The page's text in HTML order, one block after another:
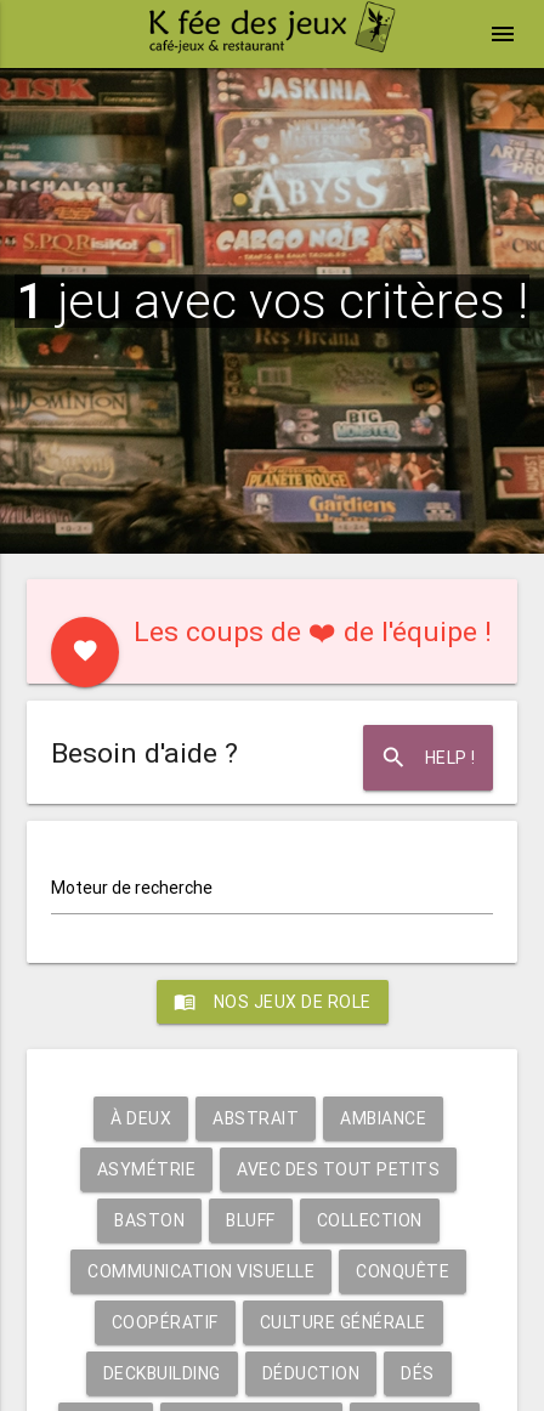
menu
1 jeu avec vos critères !
favorite
Les coups de ❤️ de l'équipe !
search HELP !
Besoin d'aide ?
Moteur de recherche
menu_book NOS JEUX DE ROLE
À DEUX ABSTRAIT AMBIANCE
ASYMÉTRIE AVEC DES TOUT PETITS
BASTON BLUFF COLLECTION
COMMUNICATION VISUELLE CONQUÊTE
COOPÉRATIF CULTURE GÉNÉRALE
DECKBUILDING DÉDUCTION DÉS